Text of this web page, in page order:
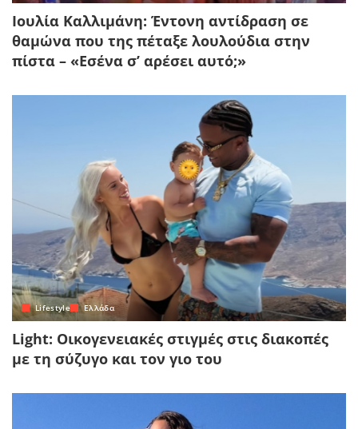
Ιουλία Καλλιμάνη: Έντονη αντίδραση σε
θαμώνα που της πέταξε λουλούδια στην
πίστα – «Εσένα σ’ αρέσει αυτό;»
Lifestyle Ελλάδα
Light: Οικογενειακές στιγμές στις διακοπές
με τη σύζυγο και τον γιο του